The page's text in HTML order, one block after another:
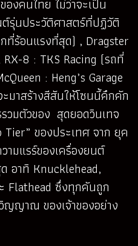
องคนไทย ไม่ว่าจะเป็น
รุ่นประวัติศาสตร์ที่ปฏิวัติ
ที่ร้อนแรงที่สุด) , Dragster
8 : TKS Racing (รถที่
: Heng’s Garage
มาสร้างสีสันให้โซนนี้คึกคัก
วมตัวของ สุดยอดวินเทจ
ของประเทศ จาก ยุค
มแรร์ของเครื่องยนต์
อาทิ Knucklehead,
Flathead ซึ่งทุกคันถูก
ญญาณ ของเจ้าของอย่าง